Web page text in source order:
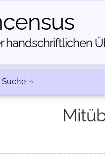
handschriftlichen
Suche